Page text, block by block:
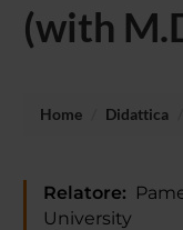
(with
Home Didattica
Relatore:
University